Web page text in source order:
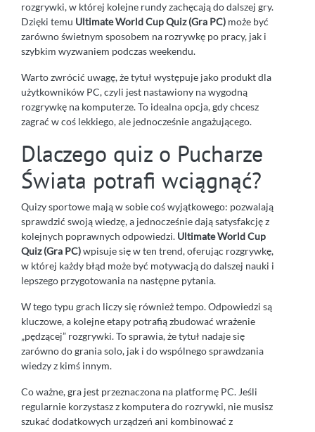
rozgrywki, w której kolejne rundy zachęcają do dalszej gry.
Dzięki temu Ultimate World Cup Quiz (Gra PC) może być
zarówno świetnym sposobem na rozrywkę po pracy, jak i
szybkim wyzwaniem podczas weekendu.
Warto zwrócić uwagę, że tytuł występuje jako produkt dla
użytkowników PC, czyli jest nastawiony na wygodną
rozgrywkę na komputerze. To idealna opcja, gdy chcesz
zagrać w coś lekkiego, ale jednocześnie angażującego.
Dlaczego quiz o Pucharze
Świata potrafi wciągnąć?
Quizy sportowe mają w sobie coś wyjątkowego: pozwalają
sprawdzić swoją wiedzę, a jednocześnie dają satysfakcję z
kolejnych poprawnych odpowiedzi. Ultimate World Cup
Quiz (Gra PC)wpisuje się w ten trend, oferując rozgrywkę,
w której każdy błąd może być motywacją do dalszej nauki i
lepszego przygotowania na następne pytania.
W tego typu grach liczy się również tempo. Odpowiedzi są
kluczowe, a kolejne etapy potrafią zbudować wrażenie
„pędzącej” rozgrywki. To sprawia, że tytuł nadaje się
zarówno do grania solo, jak i do wspólnego sprawdzania
wiedzy z kimś innym.
Co ważne, gra jest przeznaczona na platformę PC. Jeśli
regularnie korzystasz z komputera do rozrywki, nie musisz
szukać dodatkowych urządzeń ani kombinować z